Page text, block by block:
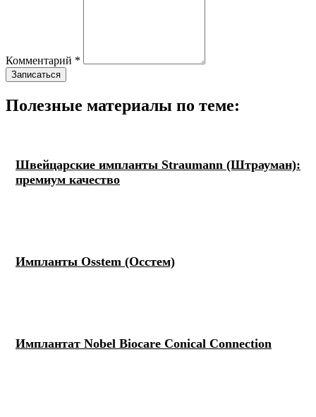
Комментарий *
Полезные материалы по теме:
Швейцарские импланты Straumann (Штрауман):
премиум качество
Импланты Osstem (Осстем)
Имплантат Nobel Biocare Conical Connection